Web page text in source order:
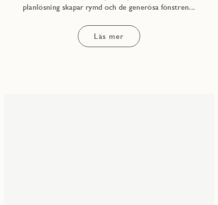
planlösning skapar rymd och de generösa fönstren...
Läs mer